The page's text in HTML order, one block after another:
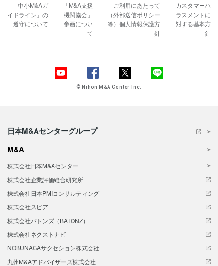
「中小M&Aガ
イドライン」の
遵守について
「M&A支援
機関協会」
参画につい
て
ご利用にあたって
（外部送信ポリシー
等）個人情報保護方
針
カスタマーハ
ラスメントに
対する基本方
針
© Nihon M&A Center Inc.
日本M&Aセンターグループ
M&A
株式会社日本M&Aセンター
株式会社企業評価総合研究所
株式会社日本PMIコンサルティング
株式会社スピア
株式会社バトンズ（BATONZ）
株式会社ネクストナビ
NOBUNAGAサクセション株式会社
九州M&Aアドバイザーズ株式会社